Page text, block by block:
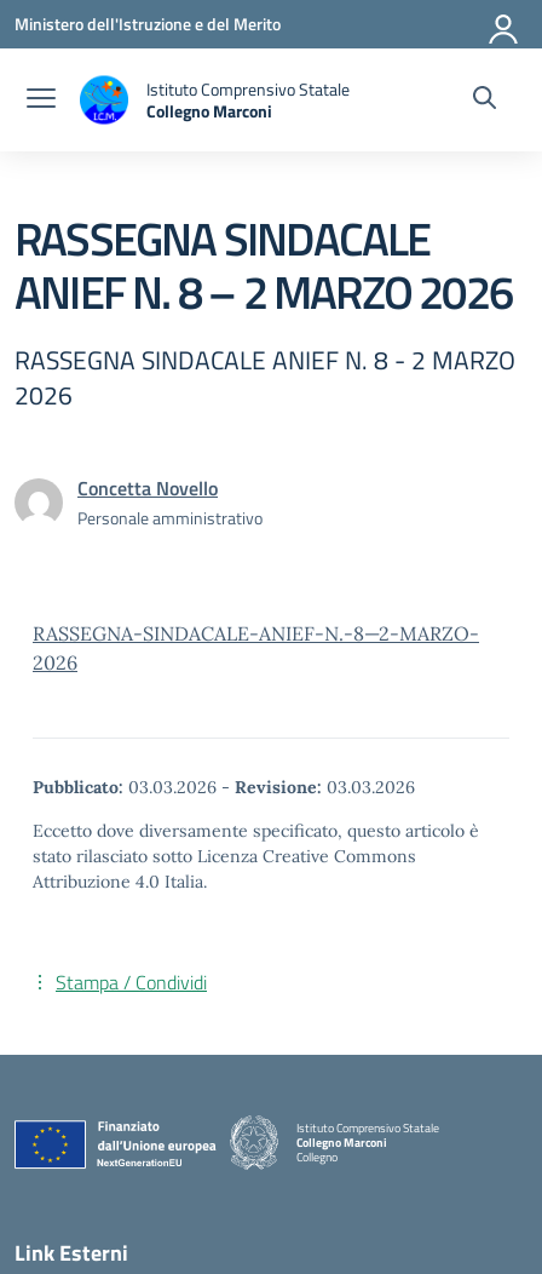
Vai ai contenuti
Vai al menu di navigazione
Vai al footer
Ministero dell'Istruzione e del Merito
Istituto Comprensivo Statale
Collegno Marconi
RASSEGNA SINDACALE
ANIEF N. 8 – 2 MARZO 2026
RASSEGNA SINDACALE ANIEF N. 8 - 2 MARZO
2026
Concetta Novello
Personale amministrativo
RASSEGNA-SINDACALE-ANIEF-N.-8—2-MARZO-
2026
Pubblicato: 03.03.2026 - Revisione: 03.03.2026
Eccetto dove diversamente specificato, questo articolo è
stato rilasciato sotto Licenza Creative Commons
Attribuzione 4.0 Italia.
Stampa / Condividi
Istituto Comprensivo Statale
Collegno Marconi
Collegno
Link Esterni